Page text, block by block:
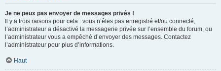
Je ne peux pas envoyer de messages privés !
Il y a trois raisons pour cela : vous n’êtes pas enregistré et/ou connecté,
l’administrateur a désactivé la messagerie privée sur l’ensemble du forum, ou
l’administrateur vous a empêché d’envoyer des messages. Contactez
l’administrateur pour plus d’informations.
Haut